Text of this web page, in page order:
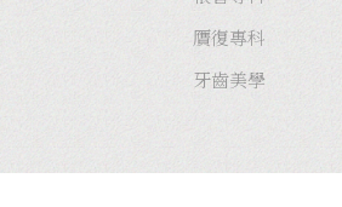
贋復專科
牙齒美學